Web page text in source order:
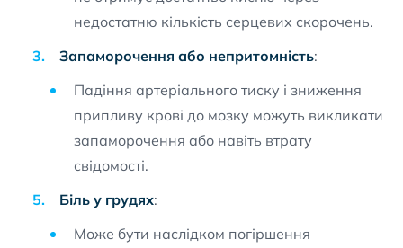
недостатню кількість серцевих скорочень.
Запаморочення або непритомність:
Падіння артеріального тиску і зниження
припливу крові до мозку можуть викликати
запаморочення або навіть втрату
свідомості.
Біль у грудях:
Може бути наслідком погіршення